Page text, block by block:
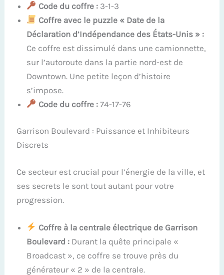
Code du coffre :3-1-3
Coffre avec le puzzle « Date de la
Déclaration d’Indépendance des États-Unis » :
Ce coffre est dissimulé dans une camionnette,
sur l’autoroute dans la partie nord-est de
Downtown. Une petite leçon d’histoire
s’impose.
Code du coffre :74-17-76
Garrison Boulevard : Puissance et Inhibiteurs
Discrets
Ce secteur est crucial pour l’énergie de la ville, et
ses secrets le sont tout autant pour votre
progression.
Coffre à la centrale électrique de Garrison
Boulevard : Durant la quête principale «
Broadcast », ce coffre se trouve près du
générateur « 2 » de la centrale.